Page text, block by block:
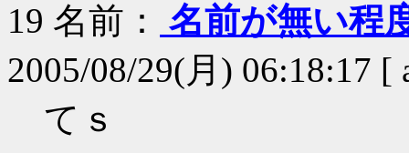
19 名前：
名前が無い程
2005/08/29(月) 06:18:17 [
てｓ